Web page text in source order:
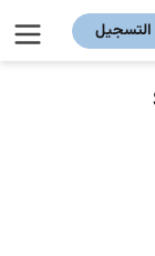
التسجيل